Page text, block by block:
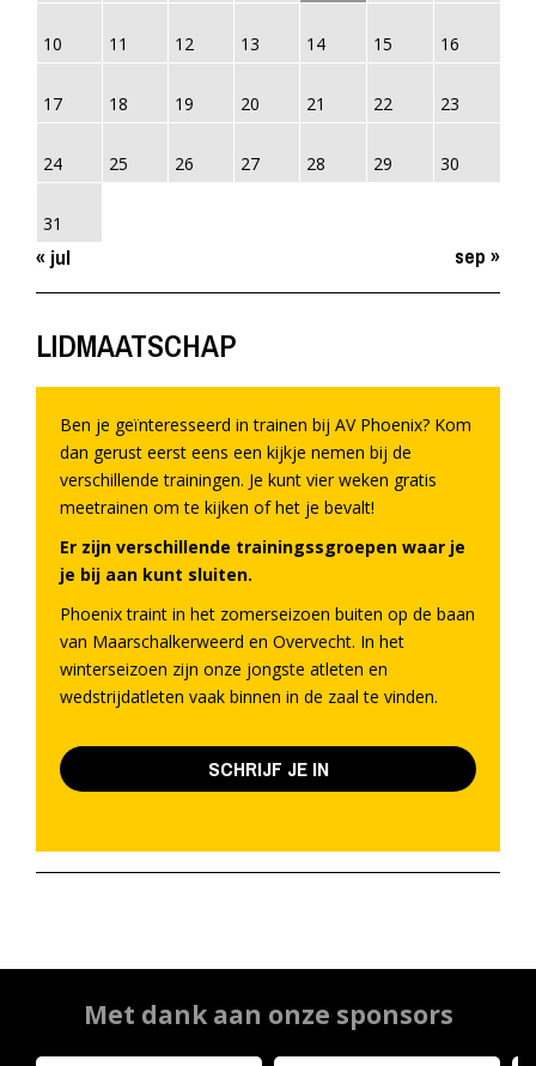
10 11 12 13 14 15 16
17 18 19 20 21 22 23
24 25 26 27 28 29 30
31
« jul sep »
LIDMAATSCHAP
Ben je geïnteresseerd in trainen bij AV Phoenix? Kom
dan gerust eerst eens een kijkje nemen bij de
verschillende trainingen. Je kunt vier weken gratis
meetrainen om te kijken of het je bevalt!
Er zijn verschillende trainingssgroepen waar je
je bij aan kunt sluiten.
Phoenix traint in het zomerseizoen buiten op de baan
van Maarschalkerweerd en Overvecht. In het
winterseizoen zijn onze jongste atleten en
wedstrijdatleten vaak binnen in de zaal te vinden.
SCHRIJF JE IN
Met dank aan onze sponsors